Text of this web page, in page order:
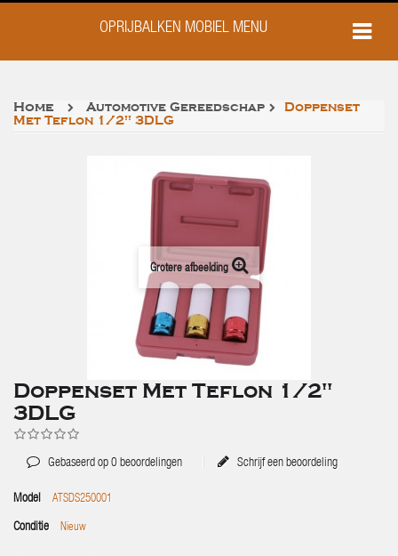
OPRIJBALKEN MOBIEL MENU
Home Automotive Gereedschap
Doppenset
Met Teflon 1/2'' 3DLG
Grotere afbeelding
Doppenset Met Teflon 1/2''
3DLG
Gebaseerd op 0 beoordelingen Schrijf een beoordeling
Model ATSDS250001
Conditie Nieuw